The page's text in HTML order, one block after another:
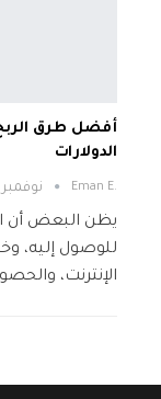
الدولارات
.Eman E نوفمبر 17, 2023
يظن البعض أن
للوصول إليه،
الإنترنت،